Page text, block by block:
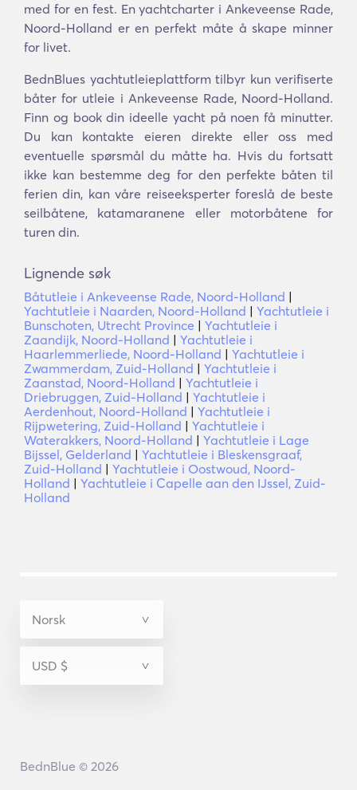
med for en fest. En yachtcharter i Ankeveense Rade,
Noord-Holland er en perfekt måte å skape minner
for livet.
BednBlues yachtutleieplattform tilbyr kun verifiserte
båter for utleie i Ankeveense Rade, Noord-Holland.
Finn og book din ideelle yacht på noen få minutter.
Du kan kontakte eieren direkte eller oss med
eventuelle spørsmål du måtte ha. Hvis du fortsatt
ikke kan bestemme deg for den perfekte båten til
ferien din, kan våre reiseeksperter foreslå de beste
seilbåtene, katamaranene eller motorbåtene for
turen din.
Lignende søk
Båtutleie i Ankeveense Rade, Noord-Holland |
Yachtutleie i Naarden, Noord-Holland | Yachtutleie i
Bunschoten, Utrecht Province | Yachtutleie i
Zaandijk, Noord-Holland | Yachtutleie i
Haarlemmerliede, Noord-Holland | Yachtutleie i
Zwammerdam, Zuid-Holland | Yachtutleie i
Zaanstad, Noord-Holland | Yachtutleie i
Driebruggen, Zuid-Holland | Yachtutleie i
Aerdenhout, Noord-Holland | Yachtutleie i
Rijpwetering, Zuid-Holland | Yachtutleie i
Waterakkers, Noord-Holland | Yachtutleie i Lage
Bijssel, Gelderland | Yachtutleie i Bleskensgraaf,
Zuid-Holland | Yachtutleie i Oostwoud, Noord-
Holland | Yachtutleie i Capelle aan den IJssel, Zuid-
Holland
BednBlue © 2026